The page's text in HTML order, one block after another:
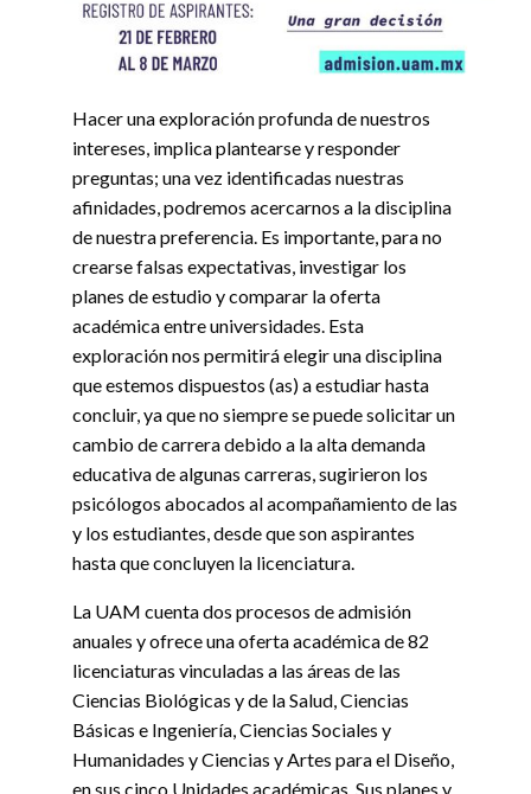
Hacer una exploración profunda de nuestros
intereses, implica plantearse y responder
preguntas; una vez identificadas nuestras
afinidades, podremos acercarnos a la disciplina
de nuestra preferencia. Es importante, para no
crearse falsas expectativas, investigar los
planes de estudio y comparar la oferta
académica entre universidades. Esta
exploración nos permitirá elegir una disciplina
que estemos dispuestos (as) a estudiar hasta
concluir, ya que no siempre se puede solicitar un
cambio de carrera debido a la alta demanda
educativa de algunas carreras, sugirieron los
psicólogos abocados al acompañamiento de las
y los estudiantes, desde que son aspirantes
hasta que concluyen la licenciatura.
La UAM cuenta dos procesos de admisión
anuales y ofrece una oferta académica de 82
licenciaturas vinculadas a las áreas de las
Ciencias Biológicas y de la Salud, Ciencias
Básicas e Ingeniería, Ciencias Sociales y
Humanidades y Ciencias y Artes para el Diseño,
en sus cinco Unidades académicas. Sus planes y